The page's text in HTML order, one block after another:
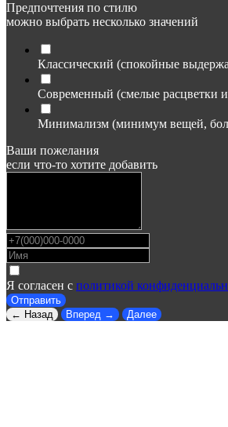
Предпочтения по стилю
можно выбрать несколько значений
Классический (спокойные
Современный (смелые расцветки
Минимализм (минимум вещей,
Ваши пожелания
если что-то хотите добавить
Я согласен с политикой
Отправить
← Назад
Вперед → Далее